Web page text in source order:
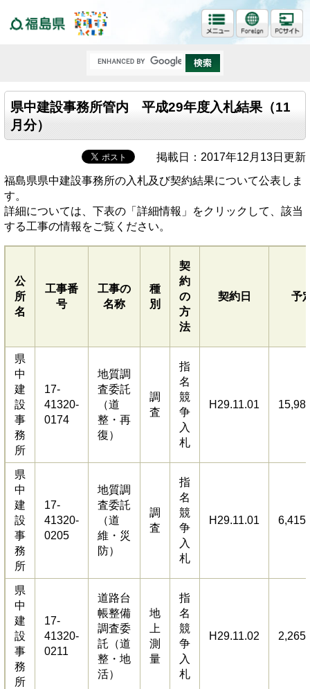
県中建設事務所管内 平成29年度入札結果（11
月分）
掲載日：2017年12月13日更新
福島県県中建設事務所の入札及び契約結果について公表しま
す。
詳細については、下表の「詳細情報」をクリックして、該当
する工事の情報をご覧ください。
公
所
名
工事番
号
工事の
名称
種
別
契
約
の
方
法
契約日 予
県
中
建
設
事
務
所
17-
41320-
0174
地質調
査委託
（道
整・再
復）
調
査
指
名
競
争
入
札
H29.11.01
県
中
建
設
事
務
所
17-
41320-
0205
地質調
査委託
（道
維・災
防）
調
査
指
名
競
争
入
札
H29.11.01
県
中
建
設
事
務
所
17-
41320-
0211
道路台
帳整備
調査委
託（道
整・地
活）
地
上
測
量
指
名
競
争
入
札
H29.11.02